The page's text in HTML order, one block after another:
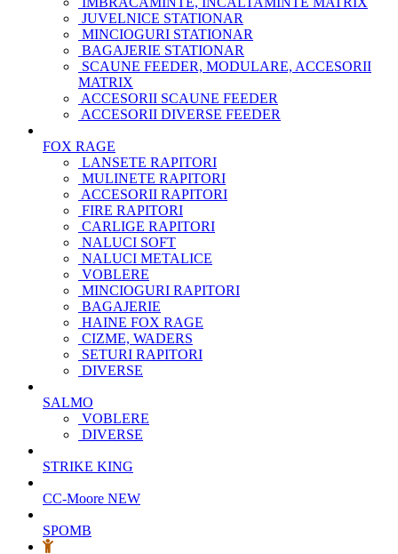
JUVELNICE STATIONAR
MINCIOGURI STATIONAR
BAGAJERIE STATIONAR
SCAUNE FEEDER, MODULARE, ACCESORII
MATRIX
ACCESORII SCAUNE FEEDER
ACCESORII DIVERSE FEEDER
FOX RAGE
LANSETE RAPITORI
MULINETE RAPITORI
ACCESORII RAPITORI
FIRE RAPITORI
CARLIGE RAPITORI
NALUCI SOFT
NALUCI METALICE
VOBLERE
MINCIOGURI RAPITORI
BAGAJERIE
HAINE FOX RAGE
CIZME, WADERS
SETURI RAPITORI
DIVERSE
SALMO
VOBLERE
DIVERSE
STRIKE KING
CC-Moore NEW
SPOMB